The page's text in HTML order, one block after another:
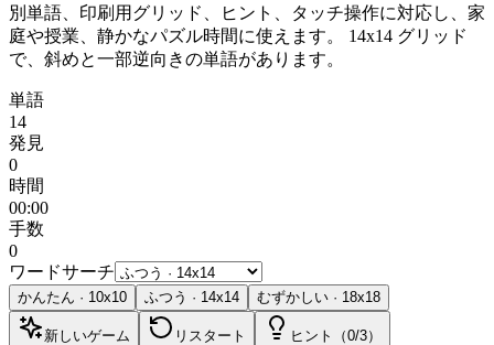
別単語、印刷用グリッド、ヒント、タッチ操作に対応し、家
庭や授業、静かなパズル時間に使えます。
14x14 グリッド
で、斜めと一部逆向きの単語があります。
単語
14
発見
0
時間
00:00
手数
0
ワードサーチ
かんたん · 10x10 ふつう · 14x14 むずかしい · 18x18
新しいゲーム リスタート ヒント（0/3）